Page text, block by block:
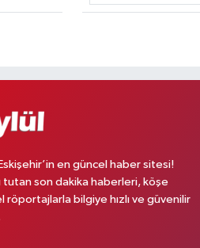
en güncel haber sitesi!
tutan son dakika haberleri, köşe
röportajlarla bilgiye hızlı ve güvenilir